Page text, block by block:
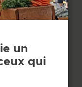
un
qui